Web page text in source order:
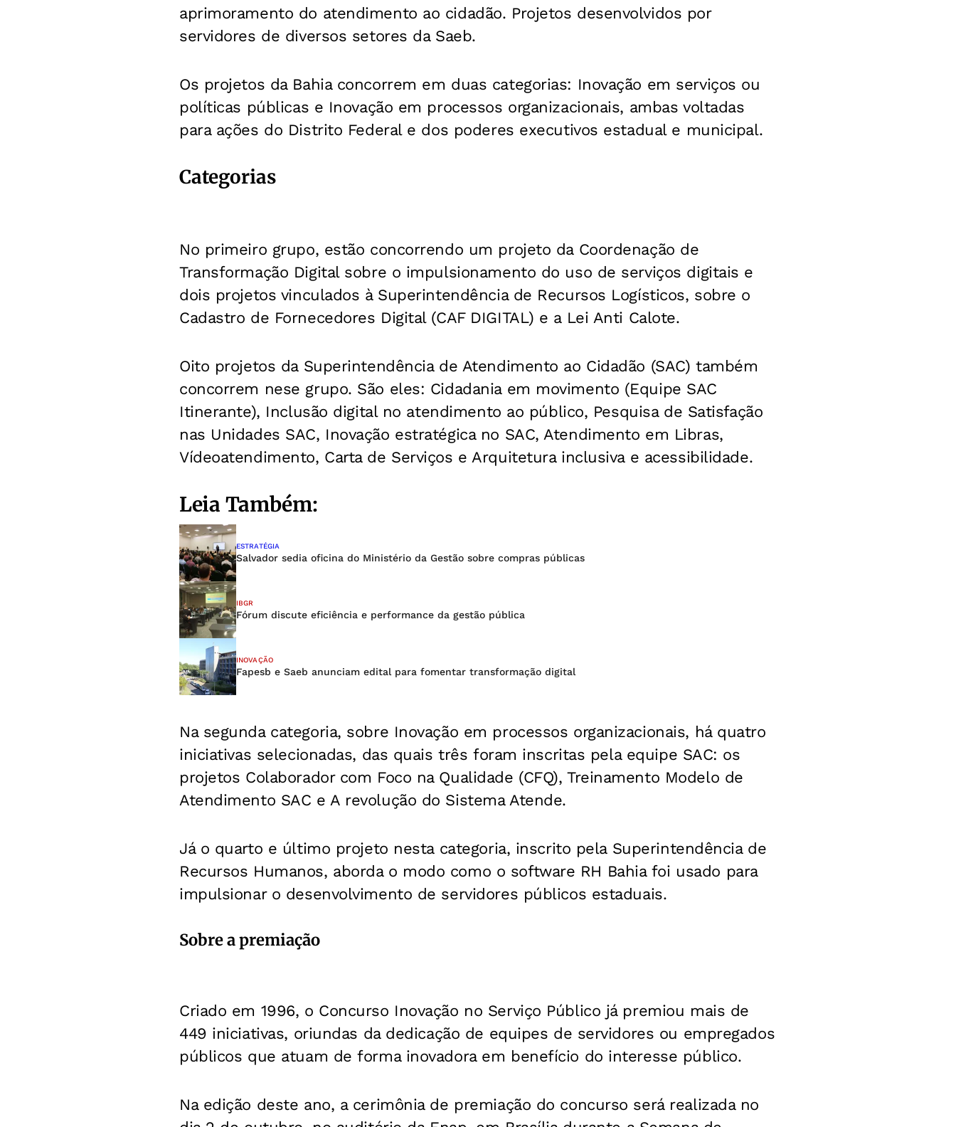
aprimoramento do atendimento ao cidadão. Projetos desenvolvidos por
servidores de diversos setores da Saeb.
Os projetos da Bahia concorrem em duas categorias: Inovação em serviços ou
políticas públicas e Inovação em processos organizacionais, ambas voltadas
para ações do Distrito Federal e dos poderes executivos estadual e municipal.
Categorias
No primeiro grupo, estão concorrendo um projeto da Coordenação de
Transformação Digital sobre o impulsionamento do uso de serviços digitais e
dois projetos vinculados à Superintendência de Recursos Logísticos, sobre o
Cadastro de Fornecedores Digital (CAF DIGITAL) e a Lei Anti Calote.
Oito projetos da Superintendência de Atendimento ao Cidadão (SAC) também
concorrem nese grupo. São eles: Cidadania em movimento (Equipe SAC
Itinerante), Inclusão digital no atendimento ao público, Pesquisa de Satisfação
nas Unidades SAC, Inovação estratégica no SAC, Atendimento em Libras,
Vídeoatendimento, Carta de Serviços e Arquitetura inclusiva e acessibilidade.
Leia Também:
ESTRATÉGIA
Salvador sedia oficina do Ministério da Gestão sobre compras públicas
IBGR
Fórum discute eficiência e performance da gestão pública
INOVAÇÃO
Fapesb e Saeb anunciam edital para fomentar transformação digital
Na segunda categoria, sobre Inovação em processos organizacionais, há quatro
iniciativas selecionadas, das quais três foram inscritas pela equipe SAC: os
projetos Colaborador com Foco na Qualidade (CFQ), Treinamento Modelo de
Atendimento SAC e A revolução do Sistema Atende.
Já o quarto e último projeto nesta categoria, inscrito pela Superintendência de
Recursos Humanos, aborda o modo como o software RH Bahia foi usado para
impulsionar o desenvolvimento de servidores públicos estaduais.
Sobre a premiação
Criado em 1996, o Concurso Inovação no Serviço Público já premiou mais de
449 iniciativas, oriundas da dedicação de equipes de servidores ou empregados
públicos que atuam de forma inovadora em benefício do interesse público.
Na edição deste ano, a cerimônia de premiação do concurso será realizada no